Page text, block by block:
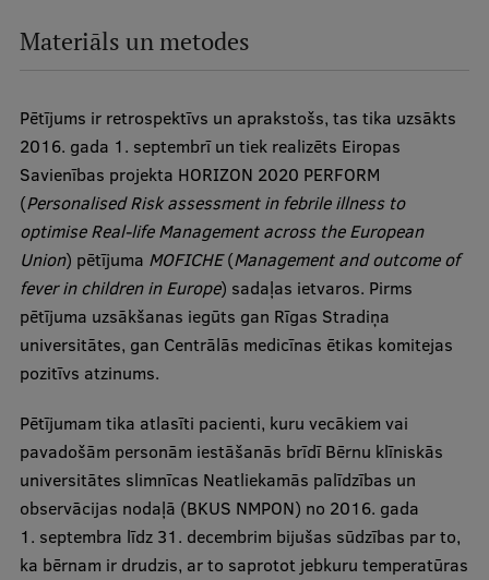
Starptautiskie projekti
EURAXESS RSU kontaktpunkts
EATRIS koordinators Latvijā
Materiāls un metodes
Pētījums ir retrospektīvs un aprakstošs, tas tika uzsākts
2016. gada 1. septembrī un tiek realizēts Eiropas
Savienības projekta HORIZON 2020 PERFORM
(Personalised Risk assessment in febrile illness to
optimise Real-life Management across the European
Union) pētījuma MOFICHE(Management and outcome of
fever in children in Europe) sadaļas ietvaros. Pirms
pētījuma uzsākšanas iegūts gan Rīgas Stradiņa
universitātes, gan Centrālās medicīnas ētikas komitejas
pozitīvs atzinums.
Pētījumam tika atlasīti pacienti, kuru vecākiem vai
pavadošām personām iestāšanās brīdī Bērnu klīniskās
universitātes slimnīcas Neatliekamās palīdzības un
observācijas nodaļā (BKUS NMPON) no 2016. gada
1. septembra līdz 31. decembrim bijušas sūdzības par to,
ka bērnam ir drudzis, ar to saprotot jebkuru temperatūras